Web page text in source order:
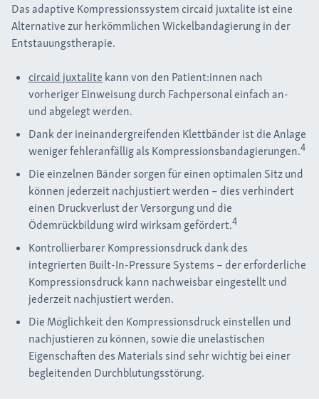
Das adaptive Kompressionssystem circaid juxtalite ist eine
Alternative zur herkömmlichen Wickelbandagierung in der
Entstauungstherapie.
circaid juxtalite kann von den Patient:innen nach
vorheriger Einweisung durch Fachpersonal einfach an-
und abgelegt werden.
Dank der ineinandergreifenden Klettbänder ist die Anlage
weniger fehleranfällig als Kompressionsbandagierungen.4
Die einzelnen Bänder sorgen für einen optimalen Sitz und
können jederzeit nachjustiert werden – dies verhindert
einen Druckverlust der Versorgung und die
Ödemrückbildung wird wirksam gefördert.4
Kontrollierbarer Kompressionsdruck dank des
integrierten Built-In-Pressure Systems – der erforderliche
Kompressionsdruck kann nachweisbar eingestellt und
jederzeit nachjustiert werden.
Die Möglichkeit den Kompressionsdruck einstellen und
nachjustieren zu können, sowie die unelastischen
Eigenschaften des Materials sind sehr wichtig bei einer
begleitenden Durchblutungsstörung.